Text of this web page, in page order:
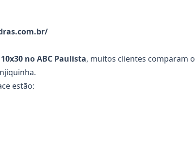
no ABC Paulista, muitos clientes comparam o
estão: